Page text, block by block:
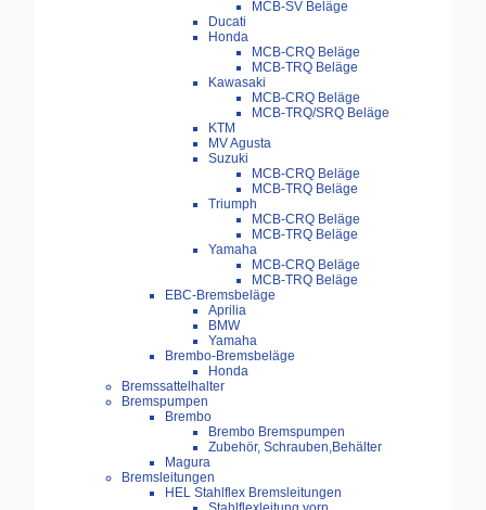
MCB-SV Beläge
Ducati
Honda
MCB-CRQ Beläge
MCB-TRQ Beläge
Kawasaki
MCB-CRQ Beläge
MCB-TRQ/SRQ Beläge
KTM
MV Agusta
Suzuki
MCB-CRQ Beläge
MCB-TRQ Beläge
Triumph
MCB-CRQ Beläge
MCB-TRQ Beläge
Yamaha
MCB-CRQ Beläge
MCB-TRQ Beläge
EBC-Bremsbeläge
Aprilia
BMW
Yamaha
Brembo-Bremsbeläge
Honda
Bremssattelhalter
Bremspumpen
Brembo
Brembo Bremspumpen
Zubehör, Schrauben,Behälter
Magura
Bremsleitungen
HEL Stahlflex Bremsleitungen